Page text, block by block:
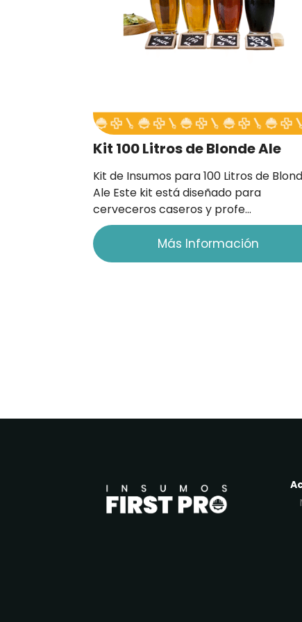
Kit 100 Litros de Blonde Ale
Kit de Insumos para 100 Litros de
Ale Este kit está diseñado para
cerveceros caseros y profe…
Más Información